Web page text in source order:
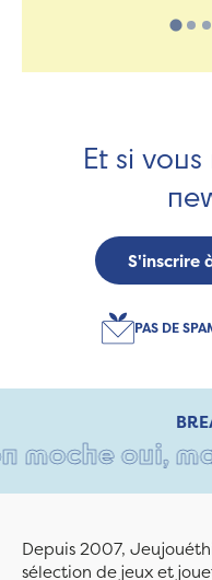
Et si
S'inscrire
PAS DE
oui,
Depuis 2007,
sélection de jeux et